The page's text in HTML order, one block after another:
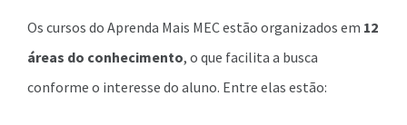
Os cursos do Aprenda Mais MEC estão organizados em 12
áreas do conhecimento, o que facilita a busca
conforme o interesse do aluno. Entre elas estão: